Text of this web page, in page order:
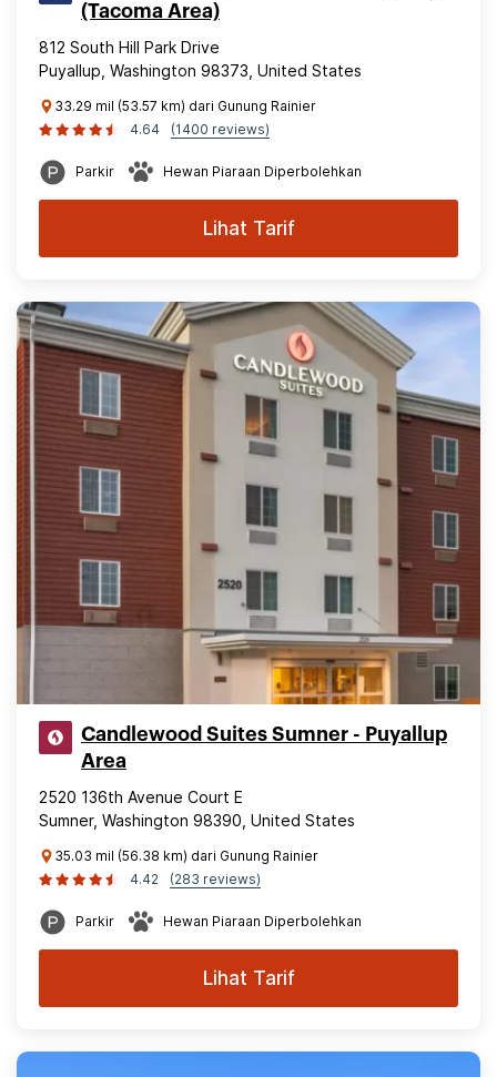
(Tacoma Area)
812 South Hill Park Drive
Puyallup, Washington 98373, United States
33.29 mil (53.57 km) dari Gunung Rainier
4.64
(1400 reviews)
Parkir Hewan Piaraan Diperbolehkan
Lihat Tarif
Candlewood Suites Sumner - Puyallup
Area
2520 136th Avenue Court E
Sumner, Washington 98390, United States
35.03 mil (56.38 km) dari Gunung Rainier
4.42
(283 reviews)
Parkir Hewan Piaraan Diperbolehkan
Lihat Tarif